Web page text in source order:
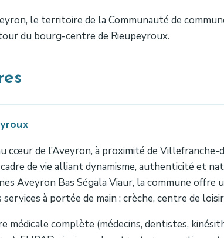
le territoire de la Communauté de
du bourg-centre de Rieupeyroux.
cœur de l’Aveyron, à proximité de
de vie alliant dynamisme, authenticité et
Aveyron Bas Ségala Viaur, la commune
à portée de main : crèche, centre de
médicale complète (médecins, dentistes,